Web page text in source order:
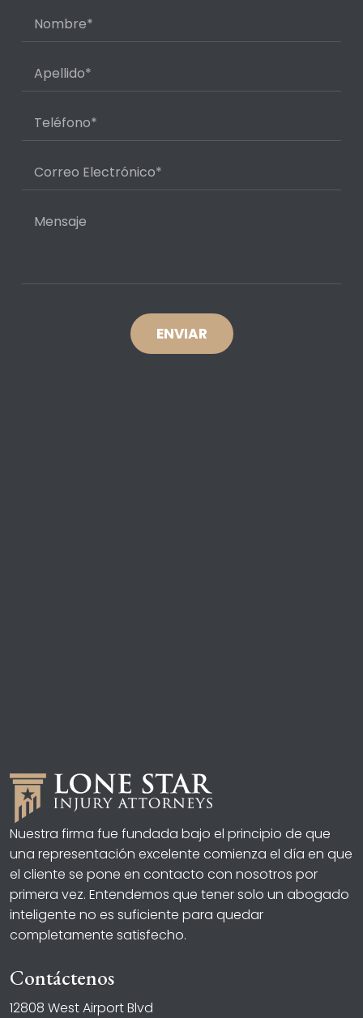
Nuestra firma fue fundada bajo el principio de que
una representación excelente comienza el día en que
el cliente se pone en contacto con nosotros por
primera vez. Entendemos que tener solo un abogado
inteligente no es suficiente para quedar
completamente satisfecho.
Contáctenos
12808 West Airport Blvd